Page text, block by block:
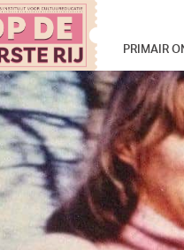
ZWERM
PRIMAIR